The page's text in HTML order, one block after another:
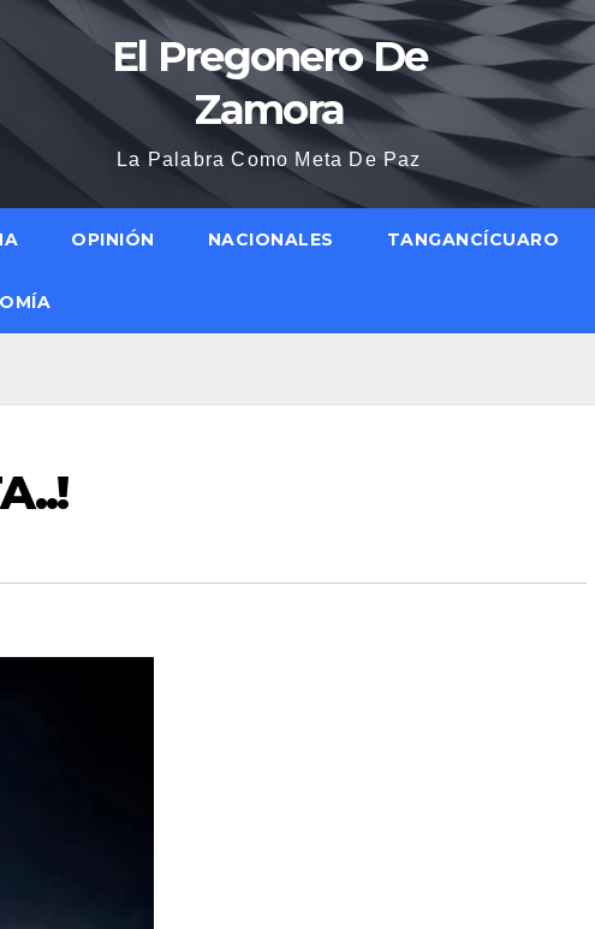
El Pregonero De
Zamora
La Palabra Como Meta De Paz
OPINIÓN NACIONALES TANGANCÍCUARO